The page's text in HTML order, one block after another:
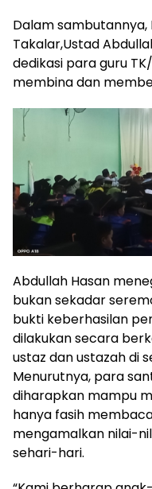
Dalam sambutannya,
Takalar,Ustad
dedikasi para guru
membina dan
Abdullah Hasan
bukan sekadar
bukti keberhasilan
dilakukan secara
ustaz dan ustazah di
Menurutnya, para
diharapkan mampu
hanya fasih
mengamalkan nilai-
sehari-hari.